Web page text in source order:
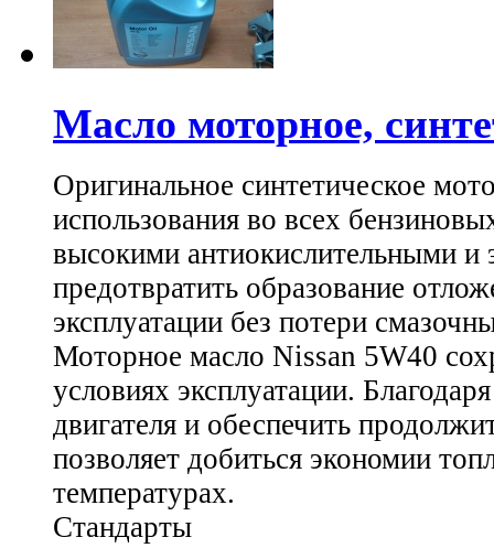
Масло моторное,
Оригинальное синтетическое
использования во всех
высокими антиокислительными и
предотвратить образование
эксплуатации без потери
Моторное масло Nissan 5W40
условиях эксплуатации.
двигателя и обеспечить
позволяет добиться экономии
температурах.
Стандарты